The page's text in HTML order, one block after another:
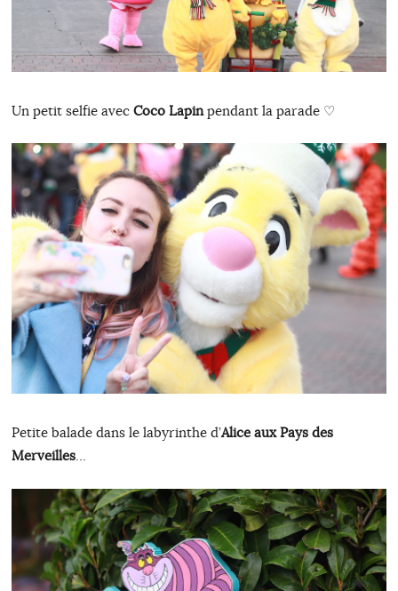
Un petit selfie avec Coco Lapinpendant la parade ♡
Petite balade dans le labyrinthe d’Alice aux Pays des
Merveilles…